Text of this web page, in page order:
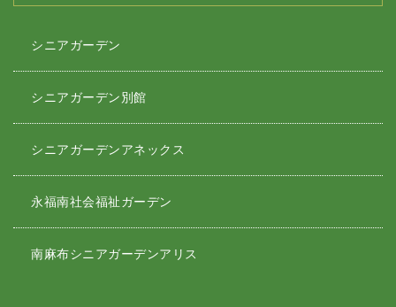
シニアガーデン
シニアガーデン別館
シニアガーデンアネックス
永福南社会福祉ガーデン
南麻布シニアガーデンアリス